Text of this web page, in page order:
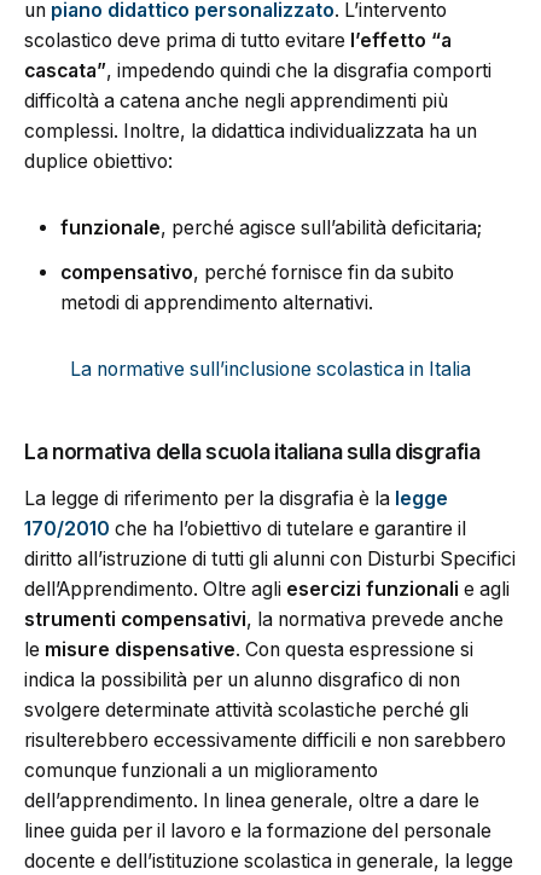
un piano didattico personalizzato. L’intervento
scolastico deve prima di tutto evitare l’effetto “a
cascata”, impedendo quindi che la disgrafia comporti
difficoltà a catena anche negli apprendimenti più
complessi. Inoltre, la didattica individualizzata ha un
duplice obiettivo:
funzionale, perché agisce sull’abilità deficitaria;
compensativo, perché fornisce fin da subito
metodi di apprendimento alternativi.
La normative sull’inclusione scolastica in Italia
La normativa della scuola italiana sulla disgrafia
La legge di riferimento per la disgrafia è la legge
170/2010 che ha l’obiettivo di tutelare e garantire il
diritto all’istruzione di tutti gli alunni con Disturbi Specifici
dell’Apprendimento. Oltre agli esercizi funzionali e agli
strumenti compensativi, la normativa prevede anche
le misure dispensative. Con questa espressione si
indica la possibilità per un alunno disgrafico di non
svolgere determinate attività scolastiche perché gli
risulterebbero eccessivamente difficili e non sarebbero
comunque funzionali a un miglioramento
dell’apprendimento. In linea generale, oltre a dare le
linee guida per il lavoro e la formazione del personale
docente e dell’istituzione scolastica in generale, la legge